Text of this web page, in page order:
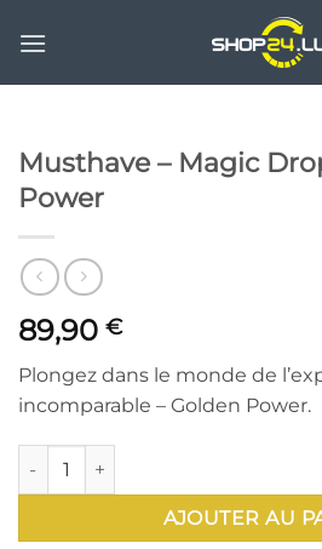
au
Musthave – Magic
Power
89,90 €
Plongez dans le monde de
incomparable – Golden Power.
quantité de Musthave - Magic
AJOUTER AU